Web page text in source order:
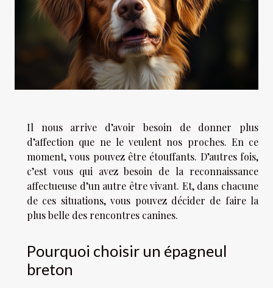
Il nous arrive d’avoir besoin de donner plus
d’affection que ne le veulent nos proches. En ce
moment, vous pouvez être étouffants. D’autres fois,
c’est vous qui avez besoin de la reconnaissance
affectueuse d’un autre être vivant. Et, dans chacune
de ces situations, vous pouvez décider de faire la
plus belle des rencontres canines.
Pourquoi choisir un épagneul
breton